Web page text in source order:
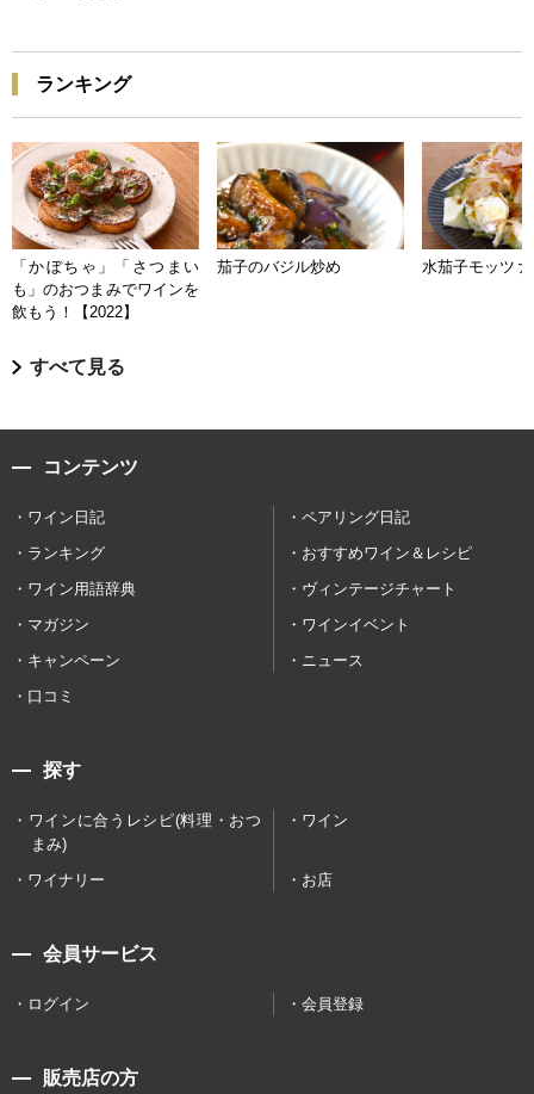
ランキング
「かぼちゃ」「さつまい
も」のおつまみでワインを
飲もう！【2022】
茄子のバジル炒め 水茄子モッツァ
すべて見る
コンテンツ
ワイン日記
ペアリング日記
ランキング
おすすめワイン＆レシピ
ワイン用語辞典
ヴィンテージチャート
マガジン
ワインイベント
キャンペーン
ニュース
口コミ
探す
ワインに合うレシピ(料理・おつ
まみ)
ワイン
ワイナリー お店
会員サービス
ログイン 会員登録
販売店の方